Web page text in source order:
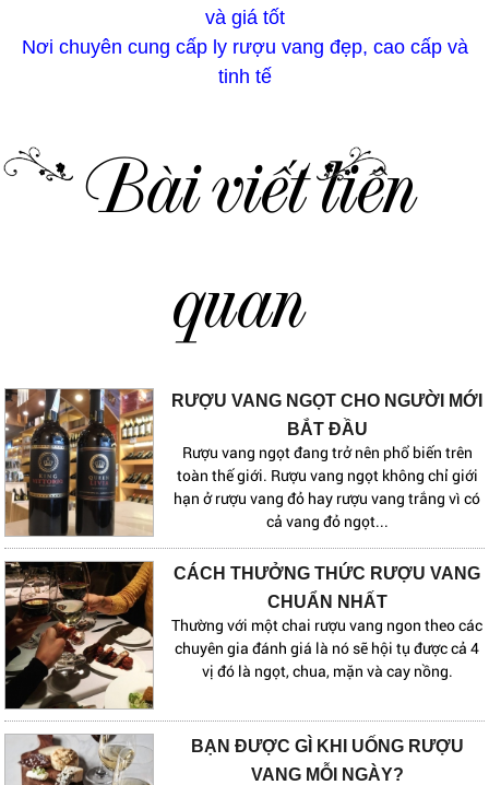
và giá tốt
Nơi chuyên cung cấp ly rượu vang đẹp, cao cấp và
tinh tế
Bài viết liên
quan
RƯỢU VANG NGỌT CHO NGƯỜI MỚI
BẮT ĐẦU
Rượu vang ngọt đang trở nên phổ biến trên
toàn thế giới. Rượu vang ngọt không chỉ giới
hạn ở rượu vang đỏ hay rượu vang trắng vì có
cả vang đỏ ngọt...
CÁCH THƯỞNG THỨC RƯỢU VANG
CHUẨN NHẤT
Thường với một chai rượu vang ngon theo các
chuyên gia đánh giá là nó sẽ hội tụ được cả 4
vị đó là ngọt, chua, mặn và cay nồng.
BẠN ĐƯỢC GÌ KHI UỐNG RƯỢU
VANG MỖI NGÀY?